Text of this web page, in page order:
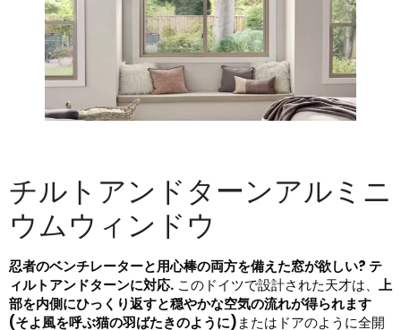
チルトアンドターンアルミニ
ウムウィンドウ
忍者のベンチレーターと用心棒の両方を備えた窓が欲しい? テ
ィルトアンドターンに対応. このドイツで設計された天才は、 上
部を内側にひっくり返すと穏やかな空気の流れが得られます
(そよ風を呼ぶ猫の羽ばたきのように)​またはドアのように全開